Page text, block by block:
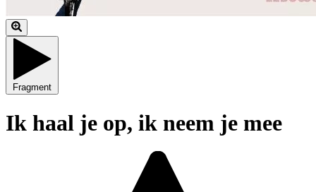
Fragment
Ik haal je op, ik neem je mee